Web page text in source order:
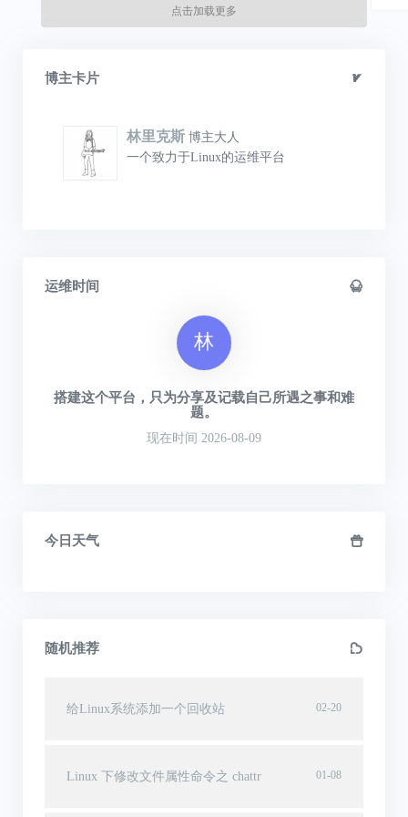
点击加载更多
博主卡片
林里克斯 博主大人
一个致力于Linux的运维平台
运维时间
林
搭建这个平台，只为分享及记载自己所遇之事和难
题。
现在时间 2026-08-09
今日天气
随机推荐
02-20
给Linux系统添加一个回收站
01-08
Linux 下修改文件属性命令之 chattr